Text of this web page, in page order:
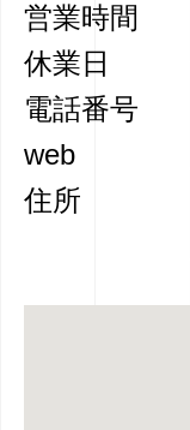
営業時間
休業日
電話番号
web
住所